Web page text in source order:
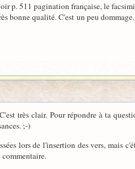
p. 511 pagination française, le
bonne qualité. C'est un peu
très clair. Pour répondre à ta
;-)
lors de l'insertion des vers, mais